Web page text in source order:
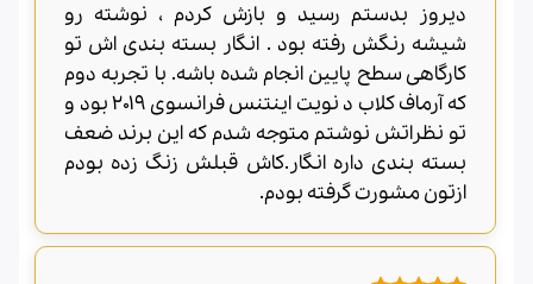
دیروز بدستم رسید و بازش کردم ، نوشته رو
شیشه رنگش رفته بود . انگار بسته بندی اش تو
کارگاهی سطح پایین انجام شده باشه. با تجربه دوم
که آرماف کلاب د نویت اینتنس فرانسوی ۲۰۱۹ بود و
تو نظراتش نوشتم متوجه شدم که این برند ضعف
بسته بندی داره انگار.کاش قبلش زنگ زده بودم
ازتون مشورت گرفته بودم.